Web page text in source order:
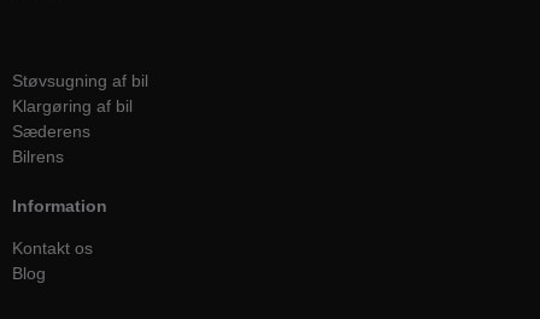
Støvsugning af bil
Klargøring af bil
Sæderens
Bilrens
Information
Kontakt os
Blog